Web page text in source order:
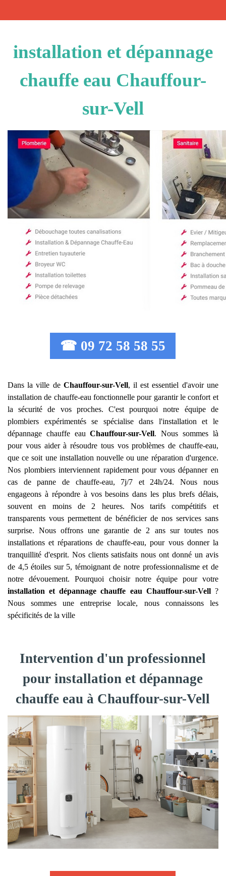
installation et dépannage
chauffe eau Chauffour-
sur-Vell
☎ 09 72 58 58 55
Dans la ville de Chauffour-sur-Vell, il est essentiel d'avoir une
installation de chauffe-eau fonctionnelle pour garantir le confort et
la sécurité de vos proches. C'est pourquoi notre équipe de
plombiers expérimentés se spécialise dans l'installation et le
dépannage chauffe eauChauffour-sur-Vell. Nous sommes là
pour vous aider à résoudre tous vos problèmes de chauffe-eau,
que ce soit une installation nouvelle ou une réparation d'urgence.
Nos plombiers interviennent rapidement pour vous dépanner en
cas de panne de chauffe-eau, 7j/7 et 24h/24. Nous nous
engageons à répondre à vos besoins dans les plus brefs délais,
souvent en moins de 2 heures. Nos tarifs compétitifs et
transparents vous permettent de bénéficier de nos services sans
surprise. Nous offrons une garantie de 2 ans sur toutes nos
installations et réparations de chauffe-eau, pour vous donner la
tranquillité d'esprit. Nos clients satisfaits nous ont donné un avis
de 4,5 étoiles sur 5, témoignant de notre professionnalisme et de
notre dévouement. Pourquoi choisir notre équipe pour votre
installation et dépannage chauffe eau Chauffour-sur-Vell?
Nous sommes une entreprise locale, nous connaissons les
spécificités de la ville
Intervention d'un professionnel
pour installation et dépannage
chauffe eau à Chauffour-sur-Vell